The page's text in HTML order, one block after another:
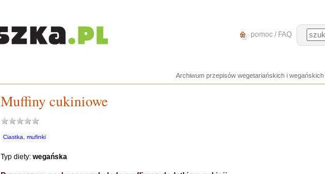
pomoc / FAQ
Archiwum przepisów wegetariańskich i wegańskich
Muffiny cukiniowe
Ciastka, mufinki
Typ diety: wegańska